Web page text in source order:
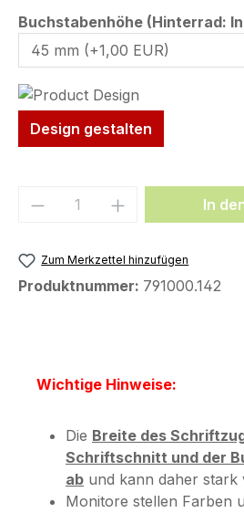
Buchstabenhöhe (Hinterrad:
Design gestalten
Produkt Anzahl: Gib
In
Zum Merkzettel hinzufügen
Produktnummer: 791000.142
Wichtige Hinweise:
Die Breite des
Schriftschnitt und der
ab und kann daher stark
Monitore stellen Farben